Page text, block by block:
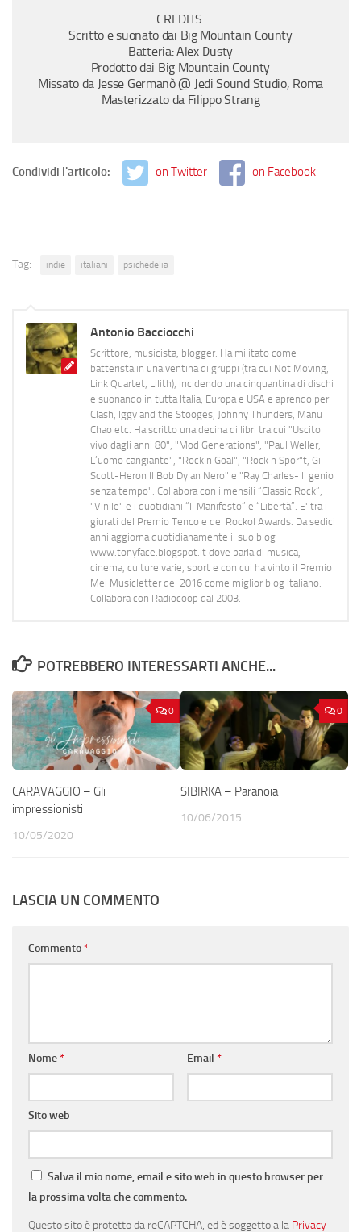
CREDITS:
Scritto e suonato dai Big Mountain County
Batteria: Alex Dusty
Prodotto dai Big Mountain County
Missato da Jesse Germanò @ Jedi Sound Studio, Roma
Masterizzato da Filippo Strang
Condividi l'articolo: on Twitter on Facebook
Tag: indie italiani psichedelia
Antonio Bacciocchi
Scrittore, musicista, blogger. Ha militato come
batterista in una ventina di gruppi (tra cui Not Moving,
Link Quartet, Lilith), incidendo una cinquantina di dischi
e suonando in tutta Italia, Europa e USA e aprendo per
Clash, Iggy and the Stooges, Johnny Thunders, Manu
Chao etc. Ha scritto una decina di libri tra cui "Uscito
vivo dagli anni 80", "Mod Generations", "Paul Weller,
L’uomo cangiante", "Rock n Goal", "Rock n Spor"t, Gil
Scott-Heron Il Bob Dylan Nero" e "Ray Charles- Il genio
senza tempo". Collabora con i mensili “Classic Rock”,
"Vinile" e i quotidiani “Il Manifesto” e “Libertà”. E' tra i
giurati del Premio Tenco e del Rockol Awards. Da sedici
anni aggiorna quotidianamente il suo blog
www.tonyface.blogspot.it dove parla di musica,
cinema, culture varie, sport e con cui ha vinto il Premio
Mei Musicletter del 2016 come miglior blog italiano.
Collabora con Radiocoop dal 2003.
POTREBBERO INTERESSARTI ANCHE...
0
CARAVAGGIO – Gli
impressionisti
10/05/2020
0
SIBIRKA – Paranoia
10/06/2015
LASCIA UN COMMENTO
Commento*
Nome* Email *
Sito web
Salva il mio nome, email e sito web in questo browser per
la prossima volta che commento.
Questo sito è protetto da reCAPTCHA, ed è soggetto alla Privacy